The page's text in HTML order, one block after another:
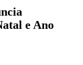
e Ano